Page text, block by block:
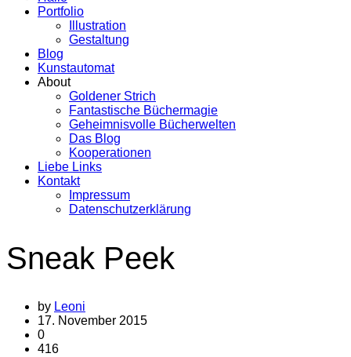
Portfolio
Illustration
Gestaltung
Blog
Kunstautomat
About
Goldener Strich
Fantastische Büchermagie
Geheimnisvolle Bücherwelten
Das Blog
Kooperationen
Liebe Links
Kontakt
Impressum
Datenschutzerklärung
Sneak Peek
by Leoni
17. November 2015
0
416